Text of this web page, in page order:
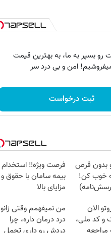
رو بسپر به ما، به بهترین قیمت
امن و بی درد سر
ثبت درخواست
بدون قرص
خوب کن!
فرصت ویژه‼️ استخدام
بیمه سامان با حقوق و
مزایای بالا
الان
و کد ملی،
مراجعه
من نمیفهمم وقتی زانو
درد درمان داره، چرا
دردش رو داری تحمل